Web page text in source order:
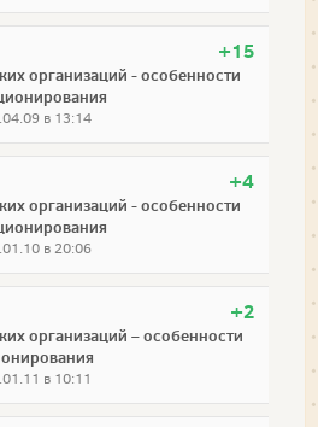
+15
организаций - особенности
в 13:14
+4
организаций - особенности
в 20:06
+2
организаций – особенности
в 10:11